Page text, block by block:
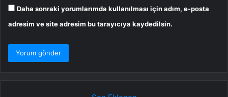
Daha sonraki yorumlarımda kullanılması için adım, e-posta
adresim ve site adresim bu tarayıcıya kaydedilsin.